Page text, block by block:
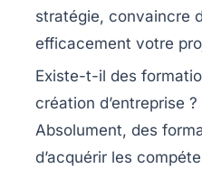
stratégie, convaincre
efficacement votre
Existe-t-il des
création d’entreprise ?
Absolument, des
d’acquérir les